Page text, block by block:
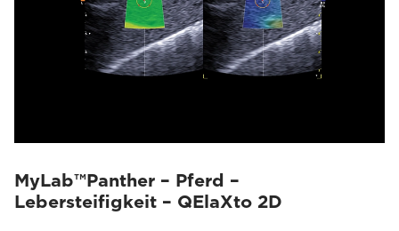
MyLab™Panther – Pferd –
Lebersteifigkeit – QElaXto 2D